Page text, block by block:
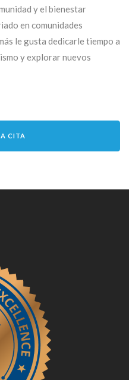
y el bienestar
en comunidades
le gusta dedicarle tiempo a
y explorar nuevos
CITA